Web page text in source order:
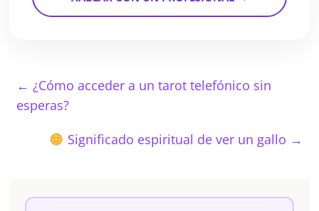
← ¿Cómo acceder a un tarot telefónico sin
esperas?
Significado espiritual de ver un gallo →